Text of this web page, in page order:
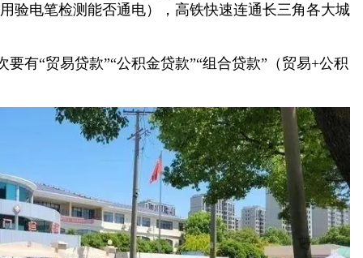
验电笔检测能否通电），高铁快速连通长三角各大城
“贸易贷款”“公积金贷款”“组合贷款”（贸易+公积